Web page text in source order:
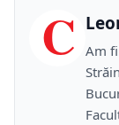
C
Am